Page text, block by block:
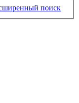
поиск